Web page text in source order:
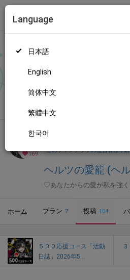
トップ
Language
日本語
English
简体中文
繁體中文
한국어
169人のファン
ース「カレンダーオリジナル画像」
169
全年齢向け
このファンクラブの運営者は年
ヘルツの愛籠 (ヘ
♡あなたからの愛が私を強
ホーム プラン 7 投稿 104
５００応援コース「活動
日誌」2026年5...